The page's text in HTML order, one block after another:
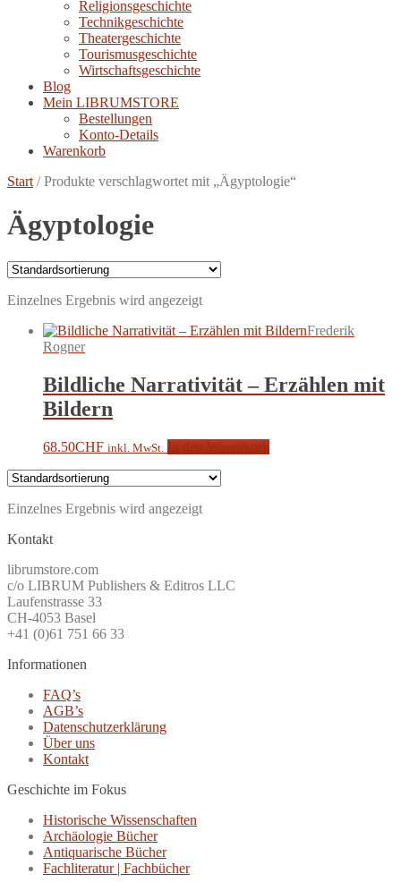
Religionsgeschichte
Technikgeschichte
Theatergeschichte
Tourismusgeschichte
Wirtschaftsgeschichte
Blog
Mein LIBRUMSTORE
Bestellungen
Konto-Details
Warenkorb
Start /Produkte verschlagwortet mit „Ägyptologie“
Ägyptologie
Einzelnes Ergebnis wird angezeigt
Frederik
Rogner
Bildliche Narrativität – Erzählen mit
Bildern
68.50CHF inkl. MwSt.
Einzelnes Ergebnis wird angezeigt
Kontakt
librumstore.com
c/o LIBRUM Publishers & Editros LLC
Laufenstrasse 33
CH-4053 Basel
+41 (0)61 751 66 33
Informationen
FAQ’s
AGB’s
Datenschutzerklärung
Über uns
Kontakt
Geschichte im Fokus
Historische Wissenschaften
Archäologie Bücher
Antiquarische Bücher
Fachliteratur | Fachbücher